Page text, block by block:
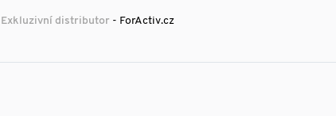
Exkluzivní distributor - ForActiv.cz